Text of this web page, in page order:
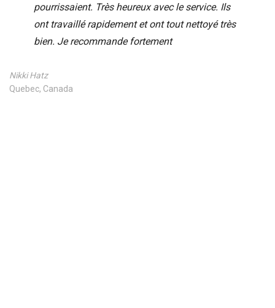
pourrissaient. Très heureux avec le service. Ils
ont travaillé rapidement et ont tout nettoyé très
bien. Je recommande fortement
Nikki Hatz
Quebec, Canada